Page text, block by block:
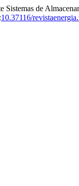
Sistemas de
10.37116/